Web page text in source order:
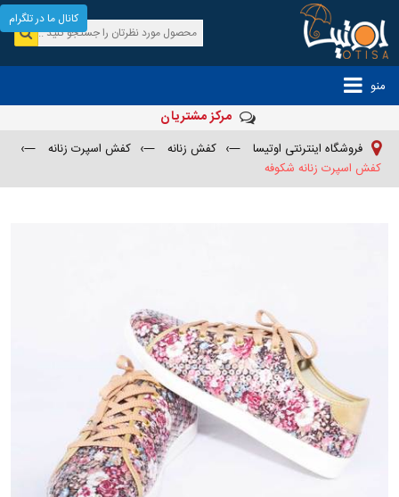
منو
مرکز مشتریان
فروشگاه اینترنتی اوتیسا —› کفش زنانه —› کفش اسپرت زنانه
—›
کفش اسپرت زنانه شکوفه
کانال ما در تلگرام